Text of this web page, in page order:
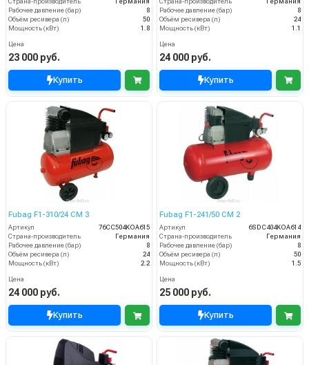
Рабочее давление (бар)
8
Объём ресивера (л)
50
Мощность (кВт)
1.8
Цена
23 000 руб.
Купить
Рабочее давление (бар)
8
Объём ресивера (л)
24
Мощность (кВт)
1.1
Цена
24 000 руб.
Купить
Fubag F1-310/24 CM 3
Артикул
76CC504KOA615
Страна-производитель
Германия
Рабочее давление (бар)
8
Объём ресивера (л)
24
Мощность (кВт)
2.2
Цена
24 000 руб.
Купить
Fubag F1-241/50 CM 2
Артикул
6SDC404KOA614
Страна-производитель
Германия
Рабочее давление (бар)
8
Объём ресивера (л)
50
Мощность (кВт)
1.5
Цена
25 000 руб.
Купить